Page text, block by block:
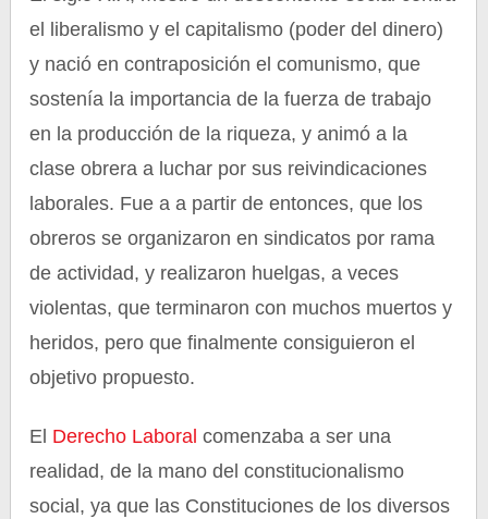
el liberalismo y el capitalismo (poder del dinero)
y nació en contraposición el comunismo, que
sostenía la importancia de la fuerza de trabajo
en la producción de la riqueza, y animó a la
clase obrera a luchar por sus reivindicaciones
laborales. Fue a a partir de entonces, que los
obreros se organizaron en sindicatos por rama
de actividad, y realizaron huelgas, a veces
violentas, que terminaron con muchos muertos y
heridos, pero que finalmente consiguieron el
objetivo propuesto.
El Derecho Laboral comenzaba a ser una
realidad, de la mano del constitucionalismo
social, ya que las Constituciones de los diversos